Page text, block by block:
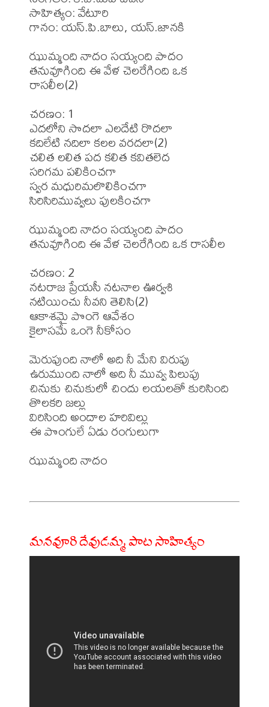
సాహిత్యం: వేటూరి
గానం: యస్.పి.బాలు, యస్.జానకి
ఝుమ్మంది నాదం సయ్యంది పాదం
తనువూగింది ఈ వేళ చెలరేగింది ఒక
రాసలీల(2)
చరణం: 1
ఎదలోని సొదలా ఎలదేటి రొదలా
కదిలేటి నదిలా కలల వరదలా(2)
చలిత లలిత పద కలిత కవితలెద
సరిగమ పలికించగా
స్వర మధురిమలొలికించగా
సిరిసిరిమువ్వలు పులకించగా
ఝుమ్మంది నాదం సయ్యంది పాదం
తనువూగింది ఈ వేళ చెలరేగింది ఒక రాసలీల
చరణం: 2
నటరాజ ప్రేయసీ నటనాల ఊర్వశి
నటియించు నీవని తెలిసి(2)
ఆకాశమై పొంగె ఆవేశం
కైలాసమే ఒంగె నీకోసం
మెరుపుంది నాలో అది నీ మేని విరుపు
ఉరుముంది నాలో అది నీ మువ్వ పిలుపు
చినుకు చినుకులో చిందు లయలతో కురిసింది
తొలకరి జల్లు
విరిసింది అందాల హరివిల్లు
ఈ పొంగులే ఏడు రంగులుగా
ఝుమ్మంది నాదం
మనవూరి దేవుడమ్మ పాట సాహిత్యం